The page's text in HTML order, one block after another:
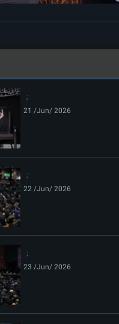
21 /Jun/ 2026
22 /Jun/ 2026
23 /Jun/ 2026